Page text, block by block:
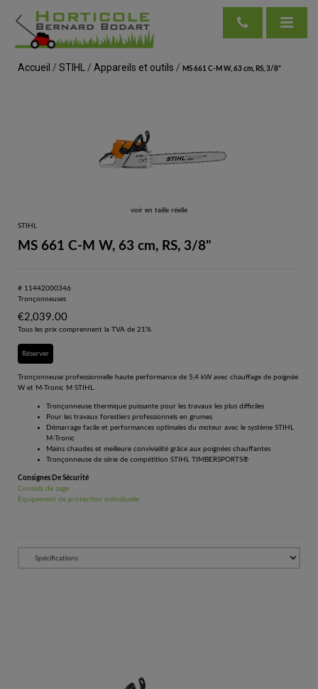
Accueil / STIHL/ Appareils et outils / MS 661 C-M W, 63 cm, RS, 3/8"
voir en taille réelle
STIHL
MS 661 C-M W, 63 cm, RS, 3/8"
# 11442000346
Tronçonneuses
€2,039.00
Tous les prix comprennent la TVA de 21%.
Réserver
Tronçonneuse professionnelle haute performance de 5,4 kW avec chauffage de poignée
W et M-Tronic M STIHL.
Tronçonneuse thermique puissante pour les travaux les plus difficiles
Pour les travaux forestiers professionnels en grumes
Démarrage facile et performances optimales du moteur avec le système STIHL
M-Tronic
Mains chaudes et meilleure convivialité grâce aux poignées chauffantes
Tronçonneuse de série de compétition STIHL TIMBERSPORTS®
Consignes De Sécurité
Conseils de sage
Équipement de protection individuelle